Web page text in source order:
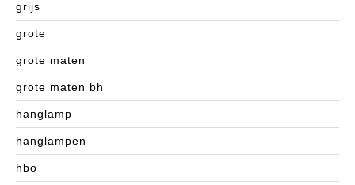
grijs
grote
grote maten
grote maten bh
hanglamp
hanglampen
hbo